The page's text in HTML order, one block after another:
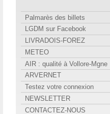
Palmarès des billets
LGDM sur Facebook
LIVRADOIS-FOREZ
METEO
AIR : qualité à Vollore-Mgne
ARVERNET
Testez votre connexion
NEWSLETTER
CONTACTEZ-NOUS